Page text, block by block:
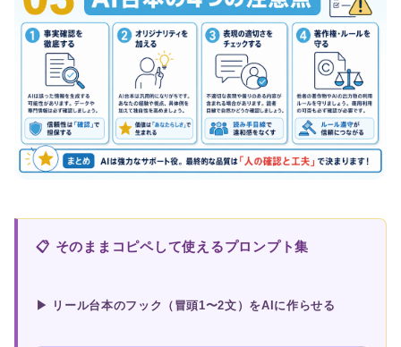
📋 そのままコピペして使えるプロンプト集
▶ リール台本のフック（冒頭1〜2文）をAIに作らせる